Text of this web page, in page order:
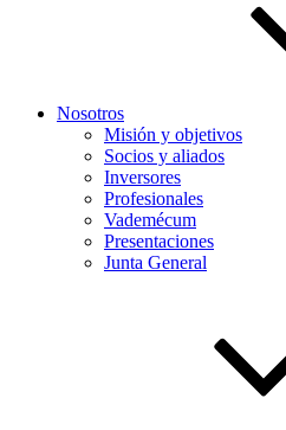
Nosotros
Misión y objetivos
Socios y aliados
Inversores
Profesionales
Vademécum
Presentaciones
Junta General